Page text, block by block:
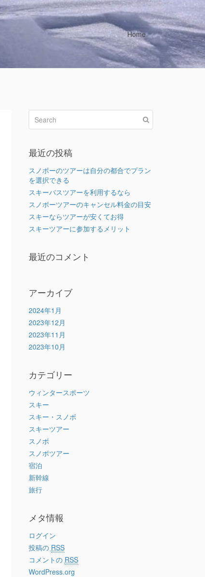
Home
最近の投稿
スノボーのツアーは自分の都合でプラン
を選択できる
スキーバスツアーを利用するなら
スノボーツアーのキャンセル料金の目安
スキーならツアーが安くてお得
スキーツアーに参加するメリット
最近のコメント
アーカイブ
2024年1月
2023年12月
2023年11月
2023年10月
カテゴリー
ウィンタースポーツ
スキー
スキー・スノボ
スキーツアー
スノボ
スノボツアー
宿泊
新幹線
旅行
メタ情報
ログイン
投稿の RSS
コメントの RSS
WordPress.org